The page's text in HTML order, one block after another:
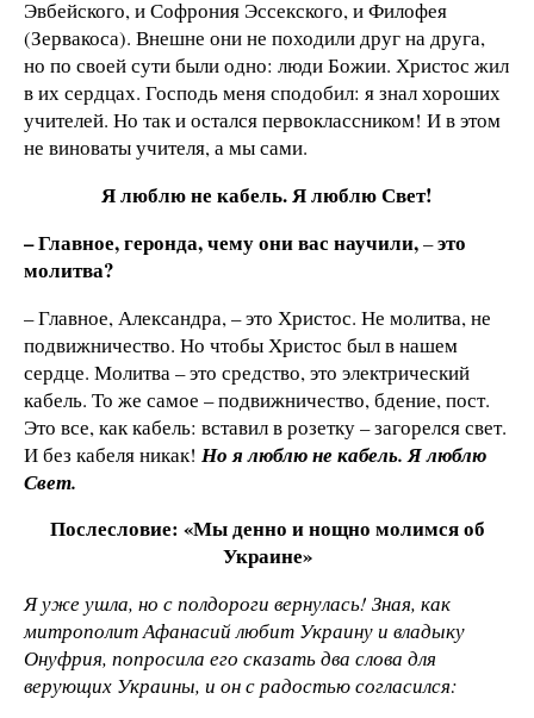
Эвбейского, и Софрония Эссекского, и Филофея
(Зервакоса). Внешне они не походили друг на друга,
но по своей сути были одно: люди Божии. Христос жил
в их сердцах. Господь меня сподобил: я знал хороших
учителей. Но так и остался первоклассником! И в этом
не виноваты учителя, а мы сами.
Я люблю не кабель. Я люблю Свет!
– Главное, геронда, чему они вас научили,–это
молитва?
– Главное, Александра, – это Христос. Не молитва, не
подвижничество. Но чтобы Христос был в нашем
сердце. Молитва – это средство, это электрический
кабель. То же самое – подвижничество, бдение, пост.
Это все, как кабель: вставил в розетку – загорелся свет.
И без кабеля никак! Но я люблю не кабель. Я люблю
Свет.
Послесловие: «Мы денно и нощно молимся об
Украине»
Я уже ушла, но с полдороги вернулась! Зная, как
митрополит Афанасий любит Украину и владыку
Онуфрия, попросила его сказать два слова для
верующих Украины, и он с радостью согласился: